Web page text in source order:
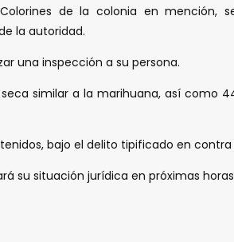
de la colonia en mención,
la autoridad.
una inspección a su persona.
similar a la marihuana, así como
bajo el delito tipificado en contra
su situación jurídica en próximas